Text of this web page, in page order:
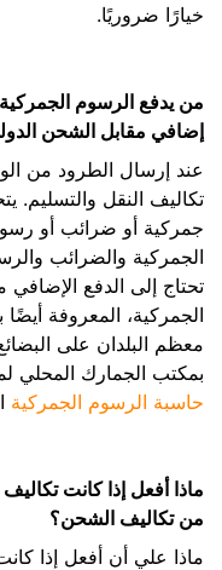
خيارًا ضروريًا.
من يدفع الرسوم
إضافي مقابل الشحن
عند إرسال الطرود من
تكاليف النقل والتسليم.
جمركية أو ضرائب أو
الجمركية والضرائب
تحتاج إلى الدفع
الجمركية، المعروفة
معظم البلدان على
بمكتب الجمارك المحلي
حاسبة الرسوم الجمركية
ماذا أفعل إذا كانت
من تكاليف الشحن؟
ماذا علي أن أفعل إذا